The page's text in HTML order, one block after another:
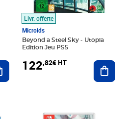
Ajouter au panier
Livr. offerte
Microids
Beyond a Steel Sky - Utopia
Edition Jeu PS5
122,82€ HT
Prix barré 33,33€ HT
Prix 25,82€ HT